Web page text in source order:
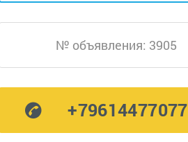
№ объявления: 3905
+79614477077